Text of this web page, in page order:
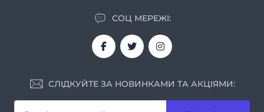
СОЦ МЕРЕЖІ:
СЛІДКУЙТЕ ЗА НОВИНКАМИ ТА АКЦІЯМИ: